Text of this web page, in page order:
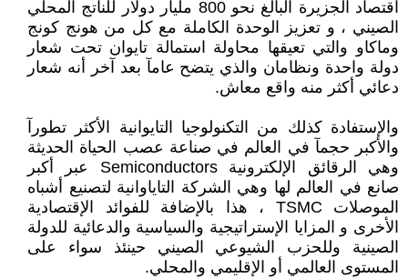
اقتصاد الجزيرة البالغ نحو 800 مليار دولار للناتج المحلي
الصيني ، و تعزيز الوحدة الكاملة مع كل من هونج كونج
وماكاو والتي تعيقها محاولة استمالة تايوان تحت شعار
دولة واحدة ونظامان والذي يتضح عامآ بعد آخر أنه شعار
دعائي أكثر منه واقع معاش.
والإستفادة كذلك من التكنولوجيا التايوانية الأكثر تطورآ
والأكبر حجمآ في العالم في صناعة عصب الحياة الحديثة
وهي الرقائق الإلكترونية Semiconductors عبر أكبر
صانع في العالم لها وهي الشركة التاياوانية لتصنيع أشباه
الموصلات TSMC ، هذا بالإضافة للفوائد الإقتصادية
الأخرى و المزايا الإستراتيجية والسياسية والدعائية للدولة
الصينية وللحزب الشيوعي الصيني حينئذ سواء على
المستوى العالمي أو الإقليمي والمحلي.